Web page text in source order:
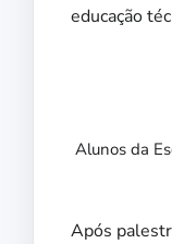
educação
Alunos da
Após